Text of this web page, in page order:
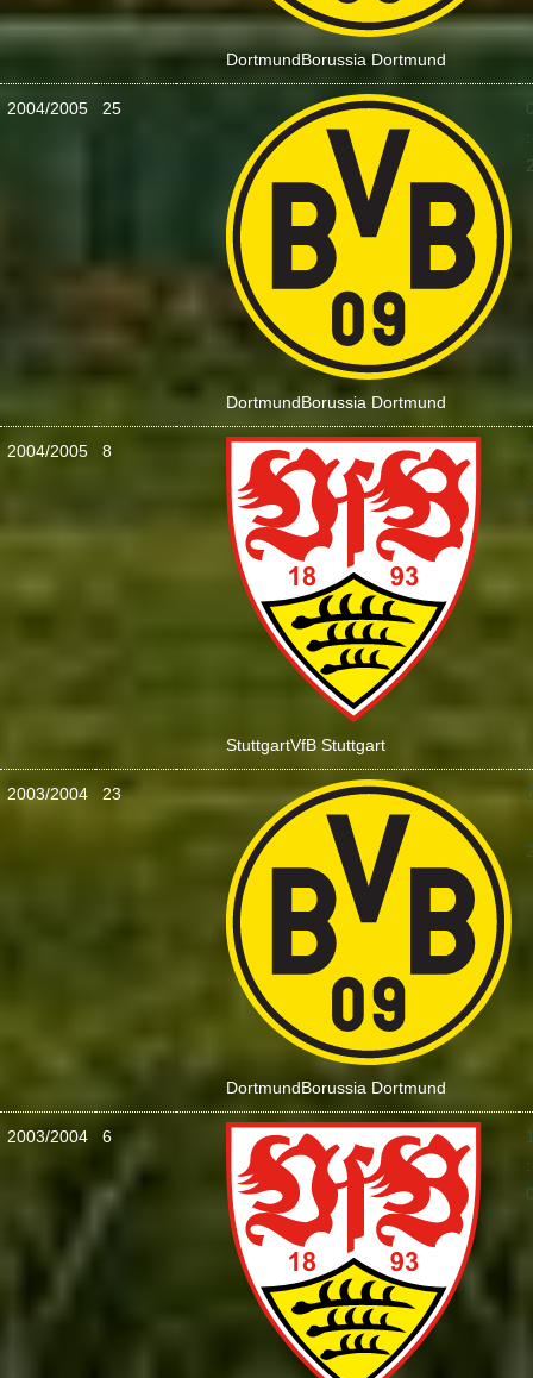
DortmundBorussia Dortmund
2004/2005 25
DortmundBorussia Dortmund
2004/2005 8
StuttgartVfB Stuttgart
:
2003/2004 23
DortmundBorussia Dortmund
:
2003/2004 6
: